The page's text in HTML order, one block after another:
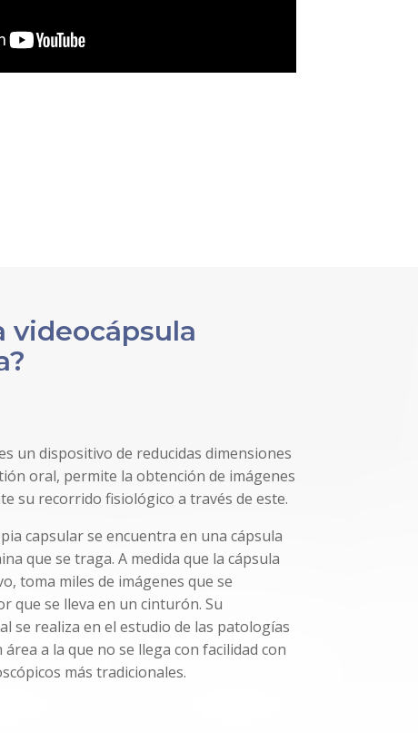
videocápsula
un dispositivo de reducidas dimensiones
oral, permite la obtención de imágenes
su recorrido fisiológico a través de este.
capsular se encuentra en una cápsula
que se traga. A medida que la cápsula
toma miles de imágenes que se
que se lleva en un cinturón. Su
se realiza en el estudio de las patologías
a la que no se llega con facilidad con
más tradicionales.